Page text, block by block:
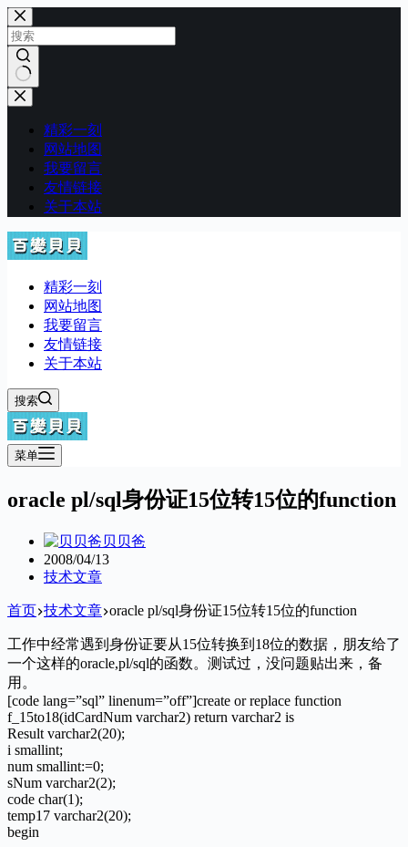
跳
至
内
容
无
精彩一刻
网站地图
我要留言
友情链接
关于本站
精彩一刻
网站地图
我要留言
友情链接
关于本站
搜索
菜单
oracle pl/sql身份证15位转15位的function
贝贝爸
2008/04/13
技术文章
首页 技术文章 oracle pl/sql身份证15位转15位的function
工作中经常遇到身份证要从15位转换到18位的数据，朋友给了
一个这样的oracle,pl/sql的函数。测试过，没问题贴出来，备
用。
[code lang=”sql” linenum=”off”]create or replace function
f_15to18(idCardNum varchar2) return varchar2 is
Result varchar2(20);
i smallint;
num smallint:=0;
sNum varchar2(2);
code char(1);
temp17 varchar2(20);
begin